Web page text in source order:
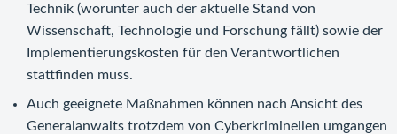
Technik (worunter auch der aktuelle Stand von
Wissenschaft, Technologie und Forschung fällt) sowie der
Implementierungskosten für den Verantwortlichen
stattfinden muss.
Auch geeignete Maßnahmen können nach Ansicht des
Generalanwalts trotzdem von Cyberkriminellen umgangen